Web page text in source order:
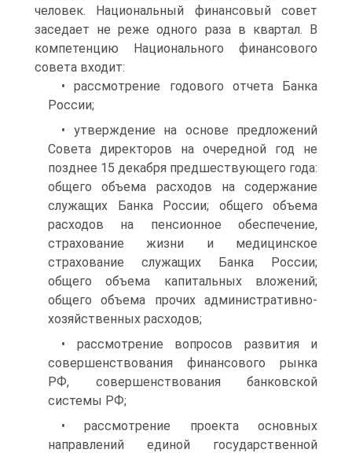
человек. Национальный финансовый совет
заседает не реже одного раза в квартал. В
компетенцию Национального финансового
совета входит:
• рассмотрение годового отчета Банка
России;
• утверждение на основе предложений
Совета директоров на очередной год не
позднее 15 декабря предшествующего года:
общего объема расходов на содержание
служащих Банка России; общего объема
расходов на пенсионное обеспечение,
страхование жизни и медицинское
страхование служащих Банка России;
общего объема капитальных вложений;
общего объема прочих административно-
хозяйственных расходов;
• рассмотрение вопросов развития и
совершенствования финансового рынка
РФ, совершенствования банковской
системы РФ;
• рассмотрение проекта основных
направлений единой государственной